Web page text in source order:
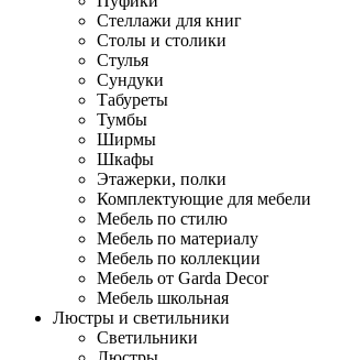
Стеллажи для книг
Столы и столики
Стулья
Сундуки
Табуреты
Тумбы
Ширмы
Шкафы
Этажерки, полки
Комплектующие для мебели
Мебель по стилю
Мебель по материалу
Мебель по коллекции
Мебель от Garda Decor
Мебель школьная
Люстры и светильники
Светильники